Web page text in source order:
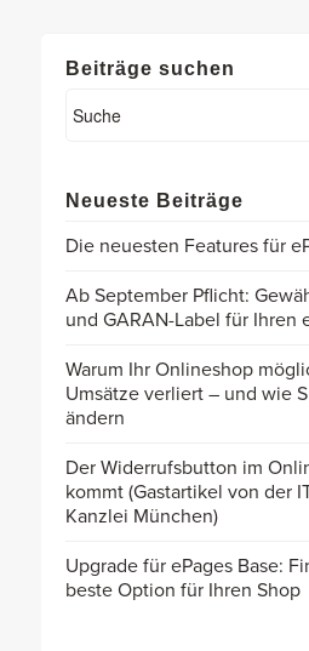
Beiträge suchen
Neueste Beiträge
Die neuesten Features für
Ab September Pflicht:
und GARAN-Label für Ihren
Warum Ihr Onlineshop
Umsätze verliert – und wie
ändern
Der Widerrufsbutton im
kommt (Gastartikel von der
Kanzlei München)
Upgrade für ePages Base:
beste Option für Ihren Shop